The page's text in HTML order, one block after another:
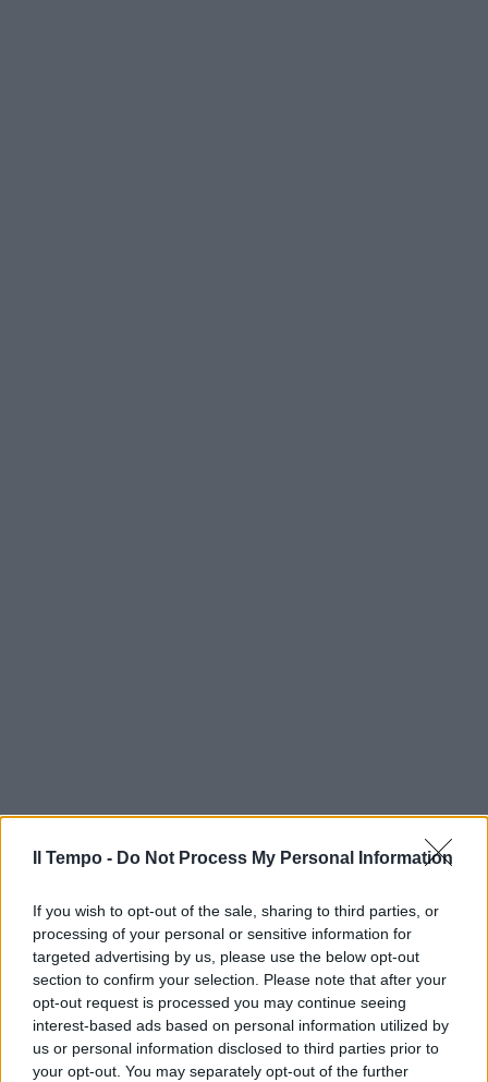
Il Tempo - Do Not Process My Personal Information
If you wish to opt-out of the sale, sharing to third parties, or
processing of your personal or sensitive information for
targeted advertising by us, please use the below opt-out
section to confirm your selection. Please note that after your
opt-out request is processed you may continue seeing
interest-based ads based on personal information utilized by
us or personal information disclosed to third parties prior to
your opt-out. You may separately opt-out of the further